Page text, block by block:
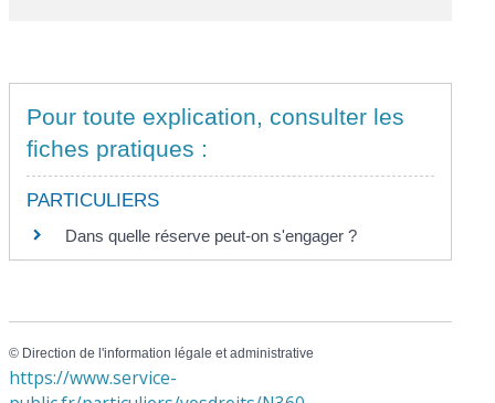
Pour toute explication, consulter les
fiches pratiques :
PARTICULIERS
Dans quelle réserve peut-on s'engager ?
© Direction de l'information légale et administrative
https://www.service-